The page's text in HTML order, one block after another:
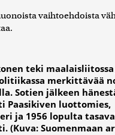
vaihtoehdoista
teki
merkittävää
Sotien jälkeen
Paasikiven luottomies,
ja 1956 lopulta
(Kuva: Suomenmaan